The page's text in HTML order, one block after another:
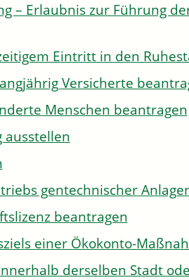
– Erlaubnis zur Führung
Eintritt in den
Versicherte
Menschen beantragen
ausstellen
gentechnischer
beantragen
einer Ökokonto-
derselben Stadt